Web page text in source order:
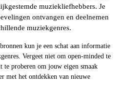
muziekliefhebbers. Je
ontvangen en deelnemen
muziekgenres.
kun je een schat aan informatie
Vergeet niet om open-minded te
te proberen om jouw eigen smaak
met het ontdekken van nieuwe